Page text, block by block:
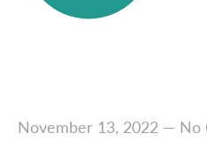
November 13, 2022— No